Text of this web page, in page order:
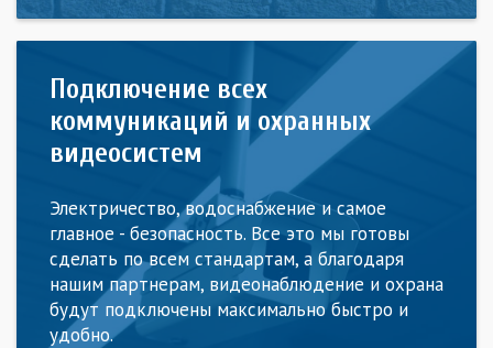
Подключение всех
коммуникаций и охранных
видеосистем
Электричество, водоснабжение и самое
главное - безопасность. Все это мы готовы
сделать по всем стандартам, а благодаря
нашим партнерам, видеонаблюдение и охрана
будут подключены максимально быстро и
удобно.